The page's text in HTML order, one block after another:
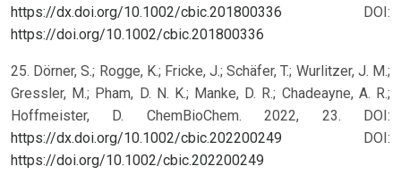
https://dx.doi.org/10.1002/cbic.201800336
DOI:
https://doi.org/10.1002/cbic.201800336
25. Dörner, S.; Rogge, K.; Fricke, J.; Schäfer, T.; Wurlitzer, J. M.;
Gressler, M.; Pham, D. N. K.; Manke, D. R.; Chadeayne, A. R.;
Hoffmeister, D. ChemBioChem. 2022, 23. DOI:
https://dx.doi.org/10.1002/cbic.202200249
DOI:
https://doi.org/10.1002/cbic.202200249